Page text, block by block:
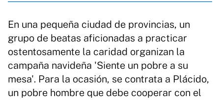
En una pequeña ciudad de provincias, un
grupo de beatas aficionadas a practicar
ostentosamente la caridad organizan la
campaña navideña 'Siente un pobre a su
mesa'. Para la ocasión, se contrata a Plácido,
un pobre hombre que debe cooperar con el